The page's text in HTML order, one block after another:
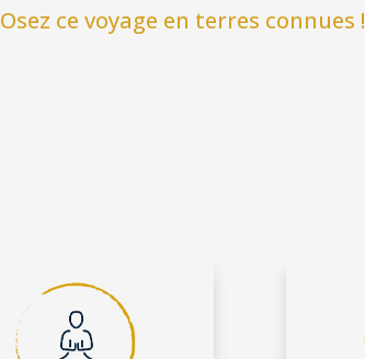
Osez ce voyage en terres connues !